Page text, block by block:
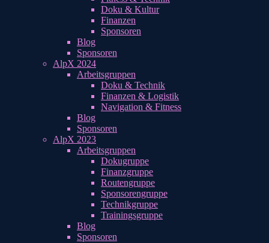
Doku & Kultur
Finanzen
Sponsoren
Blog
Sponsoren
AlpX 2024
Arbeitsgruppen
Doku & Technik
Finanzen & Logistik
Navigation & Fitness
Blog
Sponsoren
AlpX 2023
Arbeitsgruppen
Dokugruppe
Finanzgruppe
Routengruppe
Sponsorengruppe
Technikgruppe
Trainingsgruppe
Blog
Sponsoren